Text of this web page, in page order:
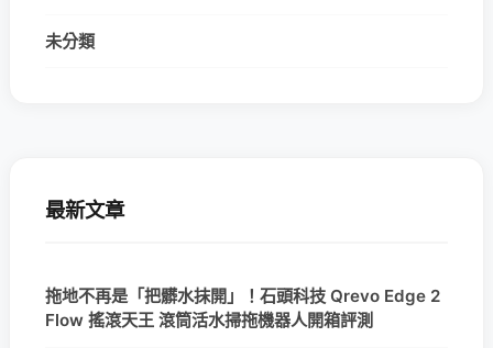
未分類
最新文章
拖地不再是「把髒水抹開」！石頭科技 Qrevo Edge 2
Flow 搖滾天王 滾筒活水掃拖機器人開箱評測